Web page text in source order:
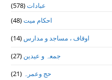
عبادات(578)
احکام میت(48)
اوقاف ، مساجد و مدارس (14)
جمعہ و عیدین (27)
حج وعمرہ (21)